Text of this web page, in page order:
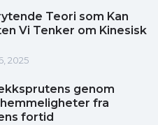
Teori som Kan
Vi Tenker om Kinesisk
2025
genom
fra
fortid